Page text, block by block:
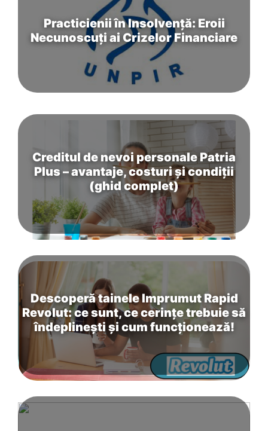
Practicienii în Insolvență: Eroii
Necunoscuți ai Crizelor Financiare
Creditul de nevoi personale Patria
Plus – avantaje, costuri și condiții
(ghid complet)
Descoperă tainele Imprumut Rapid
Revolut: ce sunt, ce cerințe trebuie să
îndeplinești și cum funcționează!